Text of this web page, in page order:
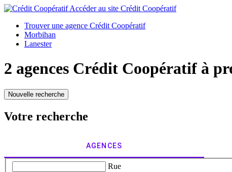
Accéder au site Crédit Coopératif
Trouver une agence Crédit Coopératif
Morbihan
Lanester
2 agences Crédit Coopératif à
Nouvelle recherche
Votre recherche
AGENCES
Rue